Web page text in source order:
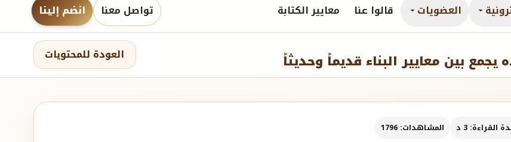
العضويات قالوا عنا معايير الكتابة تواصل معنا انضم إلينا
بين معايير البناء قديماً وحديثاً العودة للمحتويات
القراءة: 3 د المشاهدات: 1796